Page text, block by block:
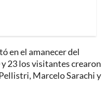
en el amanecer del
23 los visitantes crearon
Marcelo Sarachi y